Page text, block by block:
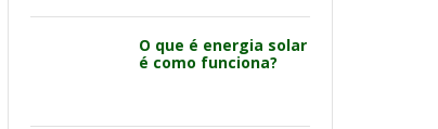
O que é energia solar
é como funciona?